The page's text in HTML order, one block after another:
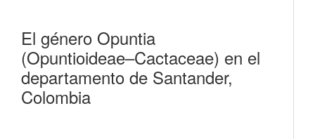
El género Opuntia
(Opuntioideae–Cactaceae) en el
departamento de Santander,
Colombia